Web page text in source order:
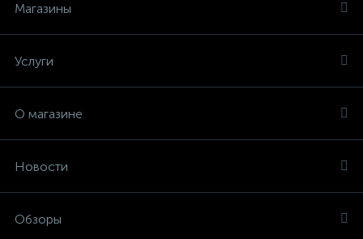
Магазины
Услуги
О магазине
Новости
Обзоры